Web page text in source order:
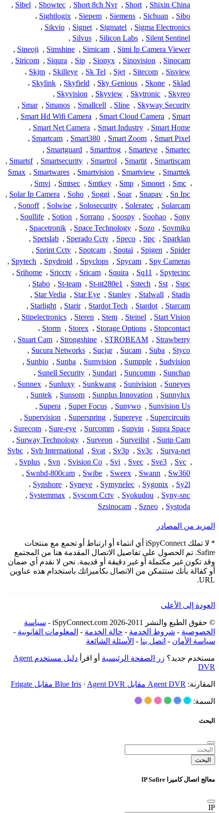
Shixin China
,
Short
,
Short 8ch Nvr
,
Showtec
,
Sibel
,
Sibo
,
Sichuan
,
Siemens
,
Siepem
,
Sightlogix
,
Sigma Electronics
,
Sigmatel
,
Signet
,
Sikvio
,
Silent Sentinel
,
Silicon Labs
,
Silvus
,
Simi Ip Camera Viewer
,
Simicam
,
Simshine
,
Sineoji
,
Sinocam
,
Sinovision
,
Sionyx
,
Sip
,
Siqura
,
Siricom
,
Sisview
,
Sitecom
,
Sjet
,
Sk Tel
,
Skilleye
,
Skjm
,
Sklad
,
Skone
,
Sky Genious
,
Skyfield
,
Skylink
,
Skyreo
,
Skytronic
,
Skyview
,
Skyvision
,
Skyway Security
,
Sline
,
Smallcell
,
Smanos
,
Smar
,
Smart
,
Smart Cloud Camera
,
Smart Hd Wifi Camera
,
Smart Home
,
Smart Industry
,
Smart Net Camera
,
Smart Pixel
,
Smart Zoom
,
Smart380
,
Smartcam
,
Smartec
,
Smarteye
,
Smartfrog
,
Smartguard
,
Smartiscam
,
Smartit
,
Smartrol
,
Smartsecurity
,
Smartsf
,
Smarttek
,
Smartview
,
Smartvision
,
Smartwares
,
Smax
,
Smc
,
Smonet
,
Smp
,
Smtkey
,
Smtsec
,
Smvi
,
Sn Ipc
,
Snapav
,
Soar
,
Soggi
,
Soho
,
Solar Ip Camera
,
Solarcam
,
Soleratec
,
Solosecurity
,
Solwise
,
Sonoff
,
Sony
,
Soohao
,
Soospy
,
Sorrano
,
Sotion
,
Soullife
,
Sovmiku
,
Sozo
,
Space Technology
,
Spacetronik
,
Sparklan
,
Spc
,
Speco
,
Sperado Cctv
,
Spetslab
,
Spider
,
Spigen
,
Spotai
,
Spotcam
,
Sprint Cctv
,
Spy Cameras
,
Spycam
,
Spyclops
,
Spydroid
,
Spytech
,
Spytecinc
,
Sq11
,
Squira
,
Sricam
,
Sricctv
,
Srihome
,
Sspc
,
Sst
,
Sstech
,
St-nt280e1
,
St-team
,
Stabo
,
Stadis
,
Stalwall
,
Stanley
,
Star Eye
,
Star Vedia
,
Starcam
,
Stardot
,
Stardot Tech
,
Starir
,
Starlight
,
Start Vision
,
Steinel
,
Stem
,
Steren
,
Stipelectronics
,
Stopcontact
,
Storage Options
,
Storex
,
Storm
,
Strawberry
,
STROBEAM
,
Strongshine
,
Stuart Cam
,
Styco
,
Suba
,
Sucam
,
Sucjar
,
Sucura Networks
,
Sudvision
,
Sumpple
,
Sumvision
,
Sunba
,
Sunbio
,
Sunchan
,
Suncomm
,
Sundari
,
Sunell Security
,
Suneyes
,
Sunivision
,
Sunkwang
,
Sunluxy
,
Sunnex
,
Sunnylux
,
Sunplus Innovation
,
Sunsom
,
Suntek
,
Sunvision Us
,
Sunywo
,
Super Focus
,
Supera
,
Supercircuits
,
Supereye
,
Superspring
,
Supervision
,
Supra Space
,
Supvin
,
Surcomm
,
Sure-eye
,
Surecom
,
Surip Cam
,
Surveilist
,
Surveon
,
Surway Technology
,
Surya-net
,
Sv3c
,
Sv3p
,
Svat
,
Svb International
,
Svbc
,
Svc
,
Sve3
,
Svec
,
Svi
,
Svision Co
,
Svn
,
Svplus
,
Sw360
,
Swann
,
Sweex
,
Swibe
,
Swnhd-800cam
,
Sy2l
,
Sygonix
,
Symynelec
,
Syneye
,
Synshore
,
Syny-snc
,
Syokudou
,
Syscom Cctv
,
Systemmax
,
Systoda
,
Szneo
,
Szsinocam
المزيد من المصادر
* لا تملك iSpyConnect أي انتماء أو ارتباط أو تجمع مع منتجات
Safire. تم الحصول على تفاصيل الاتصال المقدمة هنا من المجتمع
وقد تكون غير مكتملة أو غير دقيقة أو قديمة. نحن لا نقدم أي ضمان
أو كفالة بأنك ستتمكن من الاتصال بكاميراتك باستخدام هذه عناوين
URL.
العودة إلى الأعلى
© حقوق الطبع والنشر 2011-2026 iSpyConnect.com -
سياسة
الخصوصية - شروط الخدمة - حالة الخدمة - المعلومات القانونية -
سياسة الأمان - اتصل بنا - الأسئلة الشائعة
مستخدم جديد؟ زر الصفحة الرئيسية أو اقرأ
دليل مستخدم Agent
DVR
المقارنة: Agent DVR مقابل Blue Iris · Agent DVR مقابل Frigate
السمة:
البحث
البحث
معالج اتصال كاميرا IP Safire
IP